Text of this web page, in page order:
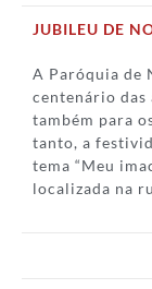
JUBILEU DE
A Paróquia de
centenário das
também para
tanto, a
tema “Meu
localizada na